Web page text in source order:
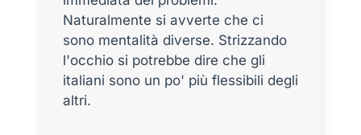
Naturalmente si avverte che ci
sono mentalità diverse. Strizzando
l'occhio si potrebbe dire che gli
italiani sono un po' più flessibili degli
altri.